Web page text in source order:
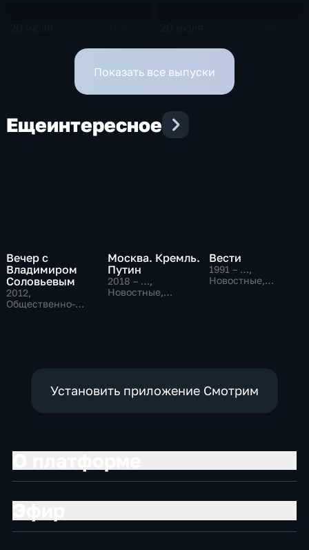
Показать все выпуски
Ещеинтересное
Вечер с
Владимиром
Соловьевым
2012,
Общественно-
Москва. Кремль.
Путин
2018 – …,
Новостные,
Вести
1991 – …,
Новостные,
Установить приложение Смотрим